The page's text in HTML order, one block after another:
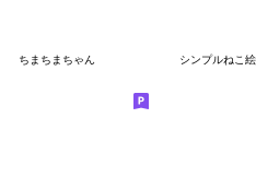
ちまちまちゃん シンプルねこ